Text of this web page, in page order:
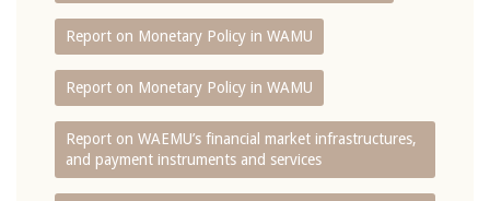
Report on Monetary Policy in WAMU
Report on Monetary Policy in WAMU
Report on WAEMU’s financial market infrastructures,
and payment instruments and services